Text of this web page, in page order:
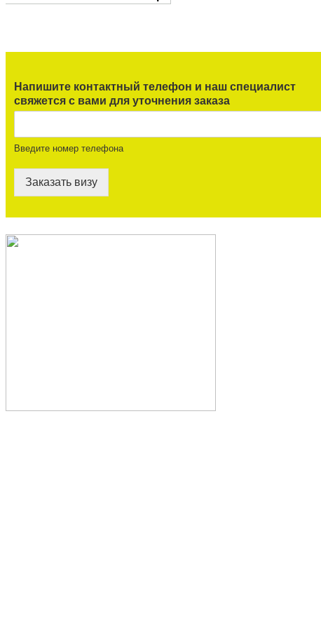
Напишите контактный телефон и наш специалист
свяжется с вами для уточнения заказа
Введите номер телефона
Заказать визу